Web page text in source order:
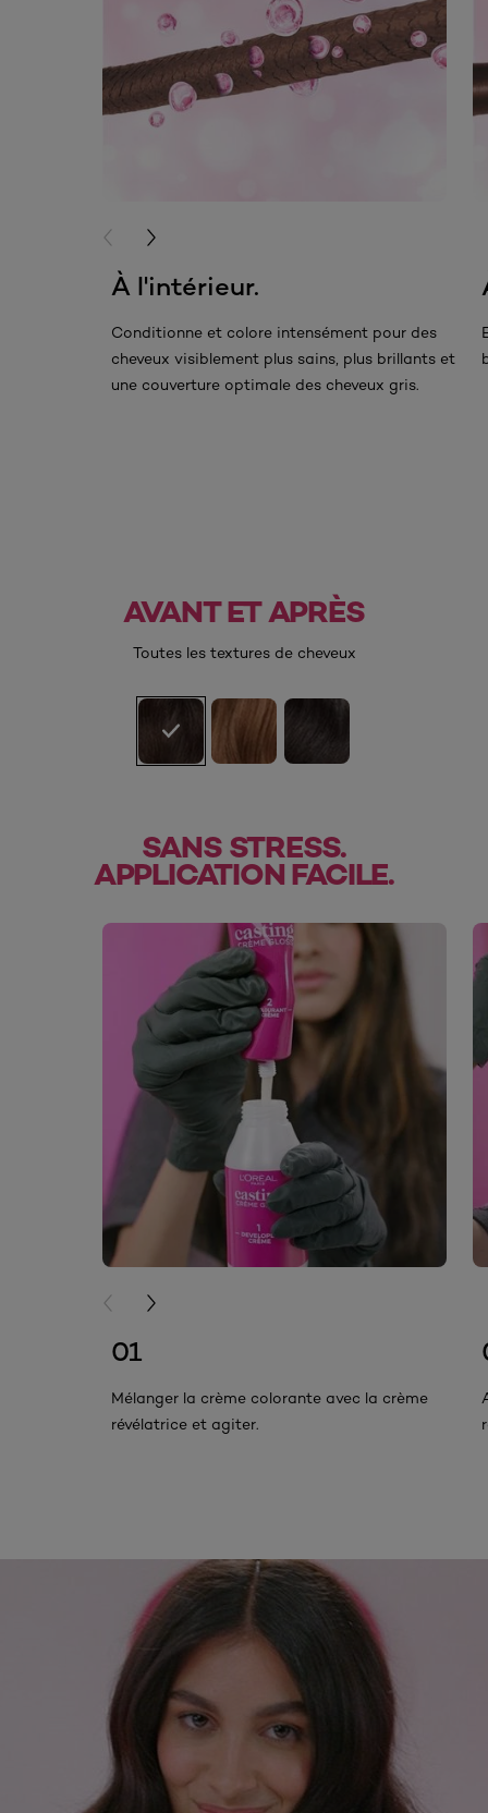
À l'intérieur.
Conditionne et colore intensément pour des
cheveux visiblement plus sains, plus brillants et
une couverture optimale des cheveux gris.
PREVIOUS CARD
NEXT CARD
AVANT ET APRÈS
Toutes les textures de cheveux
SANS STRESS.
APPLICATION FACILE.
skip slider
01
Mélanger la crème colorante avec la crème
révélatrice et agiter.
PREVIOUS CARD
NEXT CARD